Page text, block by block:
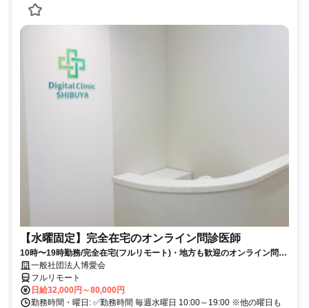
【水曜固定】完全在宅のオンライン問診医師
10時〜19時勤務/完全在宅(フルリモート)・地方も歓迎のオンライン問診
業務一般社団法人博愛会
フルリモート
日給32,000円～80,000円
勤務時間・曜日: ✅勤務時間 毎週水曜日 10:00～19:00 ※他の曜日も